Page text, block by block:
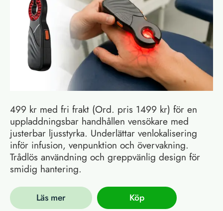
499 kr med fri frakt (Ord. pris 1499 kr) för en
uppladdningsbar handhållen vensökare med
justerbar ljusstyrka. Underlättar venlokalisering
inför infusion, venpunktion och övervakning.
Trådlös användning och greppvänlig design för
smidig hantering.
Läs mer Köp